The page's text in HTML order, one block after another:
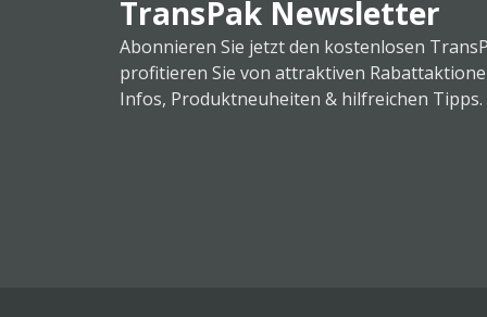
TransPak Newsletter
Abonnieren Sie jetzt den kostenlosen
profitieren Sie von attraktiven
Infos, Produktneuheiten & hilfreichen Tipps.